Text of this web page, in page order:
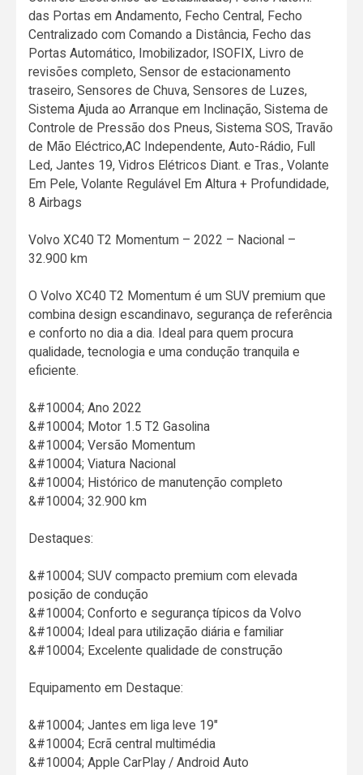
das Portas em Andamento, Fecho Central, Fecho
Centralizado com Comando a Distância, Fecho das
Portas Automático, Imobilizador, ISOFIX, Livro de
revisões completo, Sensor de estacionamento
traseiro, Sensores de Chuva, Sensores de Luzes,
Sistema Ajuda ao Arranque em Inclinação, Sistema de
Controle de Pressão dos Pneus, Sistema SOS, Travão
de Mão Eléctrico,AC Independente, Auto-Rádio, Full
Led, Jantes 19, Vidros Elétricos Diant. e Tras., Volante
Em Pele, Volante Regulável Em Altura + Profundidade,
8 Airbags
Volvo XC40 T2 Momentum – 2022 – Nacional –
32.900 km
O Volvo XC40 T2 Momentum é um SUV premium que
combina design escandinavo, segurança de referência
e conforto no dia a dia. Ideal para quem procura
qualidade, tecnologia e uma condução tranquila e
eficiente.
&#10004; Ano 2022
&#10004; Motor 1.5 T2 Gasolina
&#10004; Versão Momentum
&#10004; Viatura Nacional
&#10004; Histórico de manutenção completo
&#10004; 32.900 km
Destaques:
&#10004; SUV compacto premium com elevada
posição de condução
&#10004; Conforto e segurança típicos da Volvo
&#10004; Ideal para utilização diária e familiar
&#10004; Excelente qualidade de construção
Equipamento em Destaque:
&#10004; Jantes em liga leve 19"
&#10004; Ecrã central multimédia
&#10004; Apple CarPlay / Android Auto